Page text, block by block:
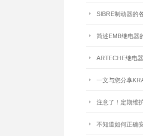
SIBRE制动器的
简述EMB继电器
ARTECHE继电
一文与您分享
注意了！定期维
不知道如何正确